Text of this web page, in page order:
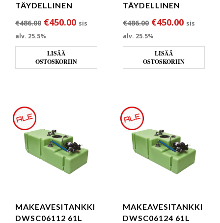
TÄYDELLINEN
€486.00 Alkuperäinen hinta oli: €486.00.
€450.00Nykyinen hinta on: €450.00.
sis
alv. 25.5%
LISÄÄ
OSTOSKORIIN
TÄYDELLINEN
€486.00 Alkuperäinen
€450.00 sis
alv. 25.5%
LISÄÄ
OSTOSKORIIN
MAKEAVESITANKKI
DWSC06112 61L
MAKEAVESITANKKI
DWSC06124 61L